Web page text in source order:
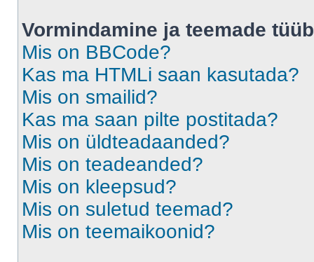
Vormindamine ja teemade
Mis on BBCode?
Kas ma HTMLi saan kasutada?
Mis on smailid?
Kas ma saan pilte postitada?
Mis on üldteadaanded?
Mis on teadeanded?
Mis on kleepsud?
Mis on suletud teemad?
Mis on teemaikoonid?